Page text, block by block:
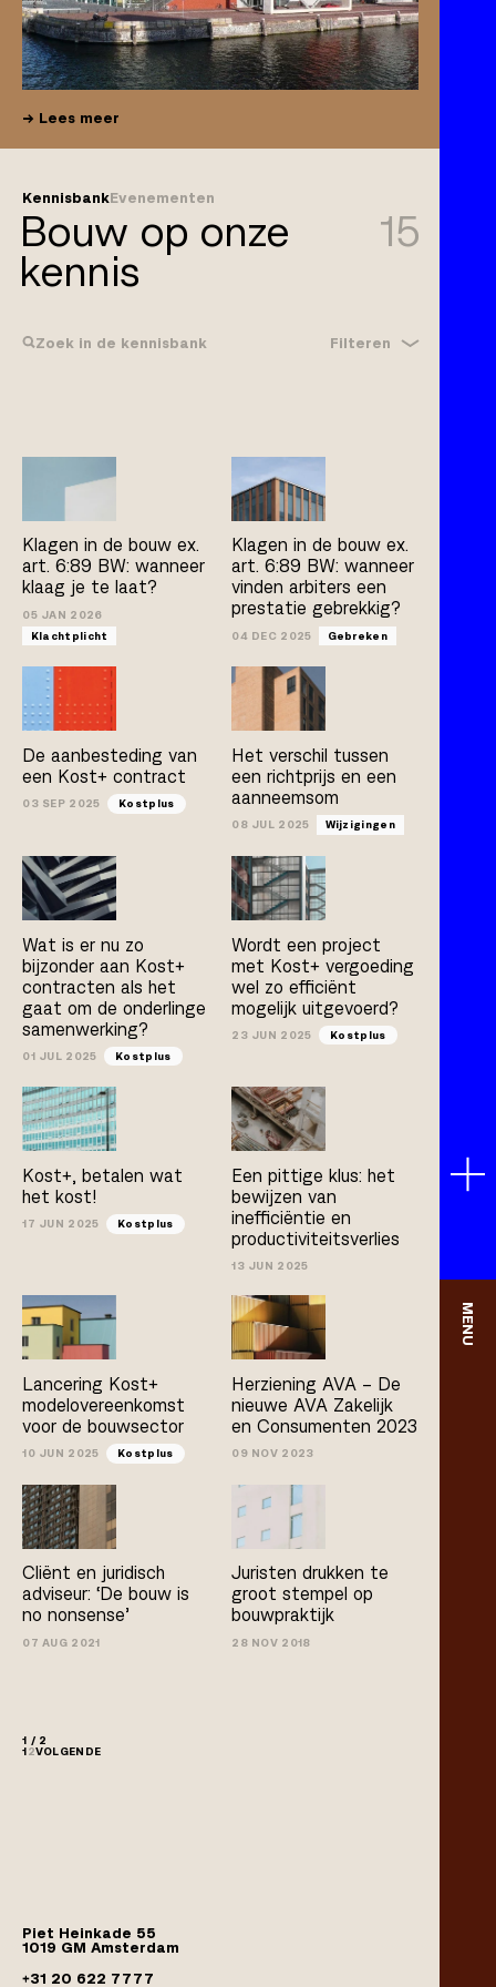
MENU
Lees meer
KennisbankEvenementen
Bouw op onze
kennis
15
Zoek in de kennisbank Filteren
GebrekenKlachtplicht Wijzigingen
KostplusUAV-GC 2005
ArtikelBoek
Arno Jacobs
Bert van der Zijpp
Hamza Atas
Klagen in de bouw ex.
art. 6:89 BW: wanneer
klaag je te laat?
05 JAN 2026
Klachtplicht
Klagen in de bouw ex.
art. 6:89 BW: wanneer
vinden arbiters een
prestatie gebrekkig?
04 DEC 2025 Gebreken
De aanbesteding van
een Kost+ contract
03 SEP 2025 Kostplus
Het verschil tussen
een richtprijs en een
aanneemsom
08 JUL 2025 Wijzigingen
Wat is er nu zo
bijzonder aan Kost+
contracten als het
gaat om de onderlinge
samenwerking?
01 JUL 2025 Kostplus
Wordt een project
met Kost+ vergoeding
wel zo efficiënt
mogelijk uitgevoerd?
23 JUN 2025 Kostplus
Kost+, betalen wat
het kost!
17 JUN 2025 Kostplus
Een pittige klus: het
bewijzen van
inefficiëntie en
productiviteitsverlies
13 JUN 2025
Lancering Kost+
modelovereenkomst
voor de bouwsector
10 JUN 2025 Kostplus
Herziening AVA – De
nieuwe AVA Zakelijk
en Consumenten 2023
09 NOV 2023
Cliënt en juridisch
adviseur: ‘De bouw is
no­ nonsense’
07 AUG 2021
Juristen drukken te
groot stempel op
bouwpraktijk
28 NOV 2018
1 / 2
12VOLGENDE
Piet Heinkade 55
1019 GM Amsterdam
+31 20 622 7777